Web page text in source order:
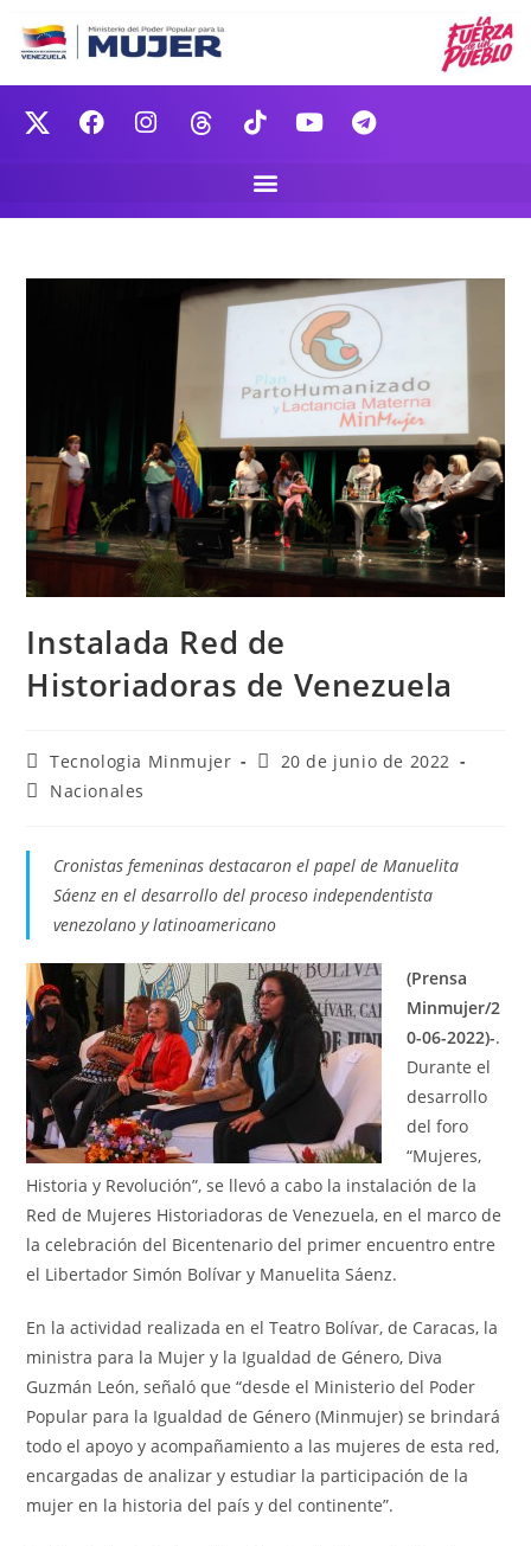
Instalada Red de
Historiadoras de Venezuela
Tecnologia Minmujer
20 de junio de 2022
Nacionales
Cronistas femeninas destacaron el papel de Manuelita
Sáenz en el desarrollo del proceso independentista
venezolano y latinoamericano
(Prensa
Minmujer/2
0-06-2022)-.
Durante el
desarrollo
del foro
“Mujeres,
Historia y Revolución”, se llevó a cabo la instalación de la
Red de Mujeres Historiadoras de Venezuela, en el marco de
la celebración del Bicentenario del primer encuentro entre
el Libertador Simón Bolívar y Manuelita Sáenz.
En la actividad realizada en el Teatro Bolívar, de Caracas, la
ministra para la Mujer y la Igualdad de Género, Diva
Guzmán León, señaló que “desde el Ministerio del Poder
Popular para la Igualdad de Género (Minmujer) se brindará
todo el apoyo y acompañamiento a las mujeres de esta red,
encargadas de analizar y estudiar la participación de la
mujer en la historia del país y del continente”.